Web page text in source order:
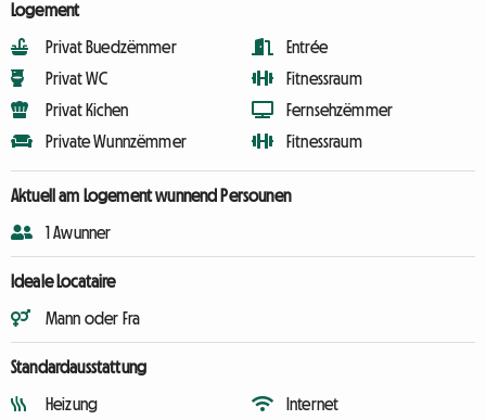
Logement
Privat Buedzëmmer
Privat WC
Privat Kichen
Private Wunnzëmmer
Entrée
Fitnessraum
Fernsehzëmmer
Fitnessraum
Aktuell am Logement wunnend Persounen
1 Awunner
Ideale Locataire
Mann oder Fra
Standardausstattung
Heizung
Internet